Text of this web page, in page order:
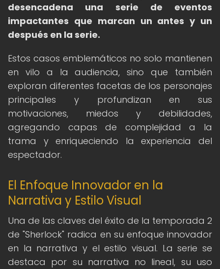
desencadena una serie de eventos
impactantes que marcan un antes y un
después en la serie.
Estos casos emblemáticos no solo mantienen
en vilo a la audiencia, sino que también
exploran diferentes facetas de los personajes
principales y profundizan en sus
motivaciones, miedos y debilidades,
agregando capas de complejidad a la
trama y enriqueciendo la experiencia del
espectador.
El Enfoque Innovador en la
Narrativa y Estilo Visual
Una de las claves del éxito de la temporada 2
de "Sherlock" radica en su enfoque innovador
en la narrativa y el estilo visual. La serie se
destaca por su narrativa no lineal, su uso